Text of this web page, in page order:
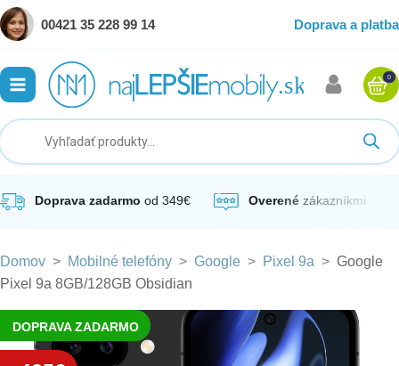
00421 35 228 99 14 Doprava a platba
0
Doprava zadarmo od 349€ Overené zákazníkmi
Domov > Mobilné telefóny > Google > Pixel 9a > Google
Pixel 9a 8GB/128GB Obsidian
DOPRAVA ZADARMO